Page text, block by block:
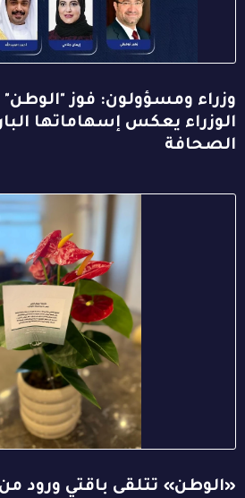
وزراء ومسؤولون: فوز
الوزراء يعكس إسهاماتها
الصحافة
«الوطن» تتلقى باقتي ورود